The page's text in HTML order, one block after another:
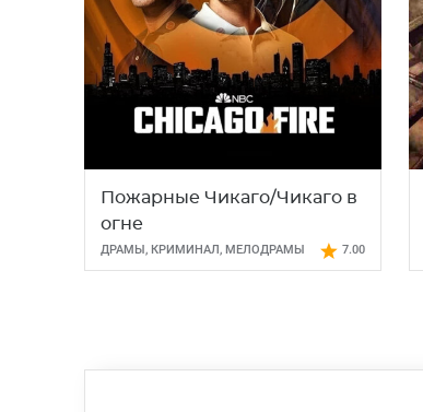
Пожарные Чикаго/Чикаго в
огне
ДРАМЫ, КРИМИНАЛ, МЕЛОДРАМЫ 7.00